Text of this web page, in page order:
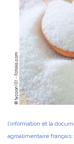
l’information et la
agroalimentaire français